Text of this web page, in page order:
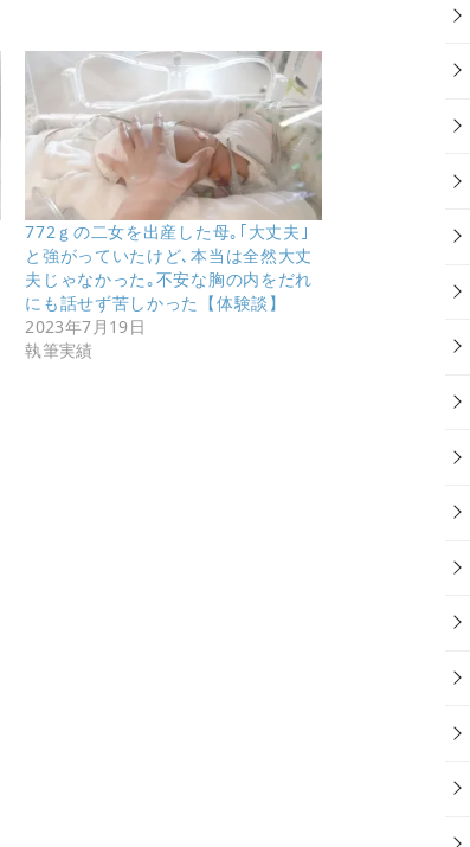
772ｇの二女を出産した母｡｢大丈夫｣
と強がっていたけど､本当は全然大丈
夫じゃなかった｡不安な胸の内をだれ
にも話せず苦しかった【体験談】
2023年7月19日
執筆実績